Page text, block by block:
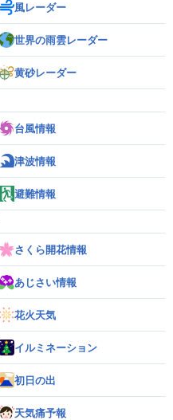
風レーダー
世界の雨雲レーダー
黄砂レーダー
台風情報
津波情報
避難情報
さくら開花情報
あじさい情報
花火天気
イルミネーション
初日の出
天気痛予報